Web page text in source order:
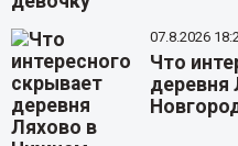
07.8.2026
Что
деревня